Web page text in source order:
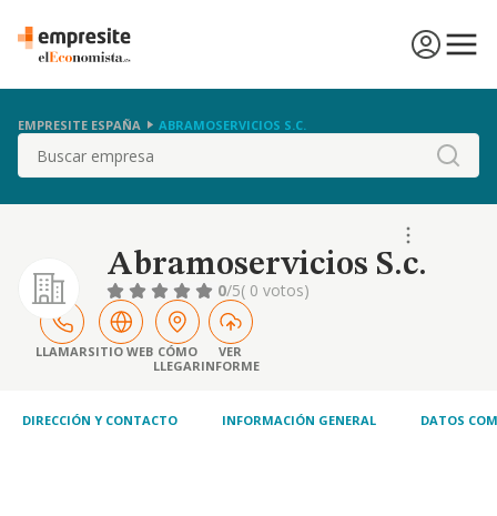
EMPRESITE ESPAÑA ABRAMOSERVICIOS S.C.
Buscar
Abramoservicios S.c.
0/5( 0 votos)
LLAMARSITIO WEB CÓMO
LLEGAR
VER
INFORME
DIRECCIÓN Y CONTACTO INFORMACIÓN GENERAL DATOS